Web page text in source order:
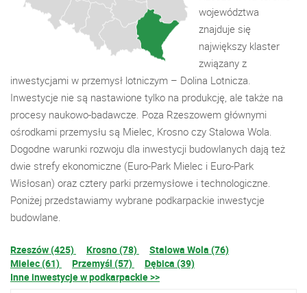
województwa
znajduje się
największy klaster
związany z
inwestycjami w przemysł lotniczym – Dolina Lotnicza.
Inwestycje nie są nastawione tylko na produkcję, ale także na
procesy naukowo-badawcze. Poza Rzeszowem głównymi
ośrodkami przemysłu są Mielec, Krosno czy Stalowa Wola.
Dogodne warunki rozwoju dla inwestycji budowlanych dają też
dwie strefy ekonomiczne (Euro-Park Mielec i Euro-Park
Wisłosan) oraz cztery parki przemysłowe i technologiczne.
Poniżej przedstawiamy wybrane podkarpackie inwestycje
budowlane.
Rzeszów (425) Krosno (78)
Stalowa Wola (76)
Mielec (61)
Przemyśl (57)
Dębica (39)
Inne inwestycje w podkarpackie >>